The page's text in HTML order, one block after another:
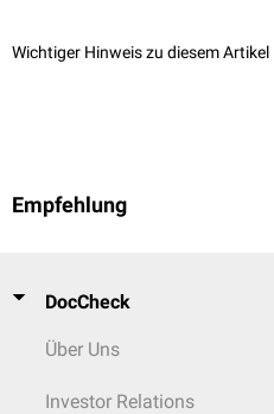
Wichtiger Hinweis zu diesem Artikel
Empfehlung
DocCheck
Über Uns
Investor Relations